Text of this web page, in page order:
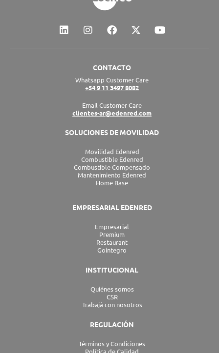
L
i
I
n
r
a
m
F
a
b
o
o
k
X
-
t
e
r
Y
o
CONTACTO
Whatsapp Customer Care
+54 9 11 3497 8082
Email Customer Care
clientes-ar@edenred.com
SOLUCIONES DE MOVILIDAD
Movilidad Edenred
Combustible Edenred
Combustible Compensado
Mantenimiento Edenred
Home Base
EMPRESARIAL EDENRED
Empresarial
Premium
Restaurant
Gointegro
INSTITUCIONAL
Quiénes somos
CSR
Trabajá con nosotros
REGULACIÓN
Términos y Condiciones
Política de Calidad